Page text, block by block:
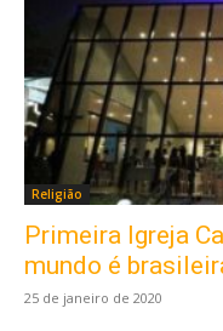
Religião
Primeira Igreja
mundo é
25 de janeiro de 2020